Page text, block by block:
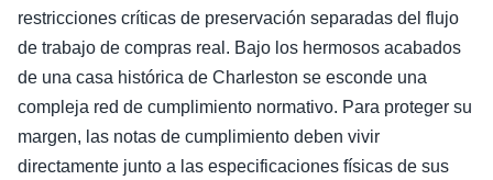
restricciones críticas de preservación separadas del flujo
de trabajo de compras real. Bajo los hermosos acabados
de una casa histórica de Charleston se esconde una
compleja red de cumplimiento normativo. Para proteger su
margen, las notas de cumplimiento deben vivir
directamente junto a las especificaciones físicas de sus